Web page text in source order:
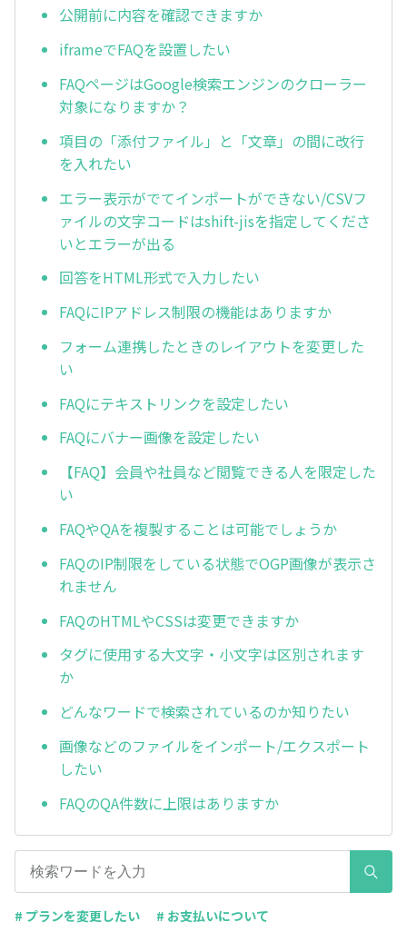
公開前に内容を確認できますか
iframeでFAQを設置したい
FAQページはGoogle検索エンジンのクローラー
対象になりますか？
項目の「添付ファイル」と「文章」の間に改行
を入れたい
エラー表示がでてインポートができない/CSVフ
ァイルの文字コードはshift-jisを指定してくださ
いとエラーが出る
回答をHTML形式で入力したい
FAQにIPアドレス制限の機能はありますか
フォーム連携したときのレイアウトを変更した
い
FAQにテキストリンクを設定したい
FAQにバナー画像を設定したい
【FAQ】会員や社員など閲覧できる人を限定した
い
FAQやQAを複製することは可能でしょうか
FAQのIP制限をしている状態でOGP画像が表示さ
れません
FAQのHTMLやCSSは変更できますか
タグに使用する大文字・小文字は区別されます
か
どんなワードで検索されているのか知りたい
画像などのファイルをインポート/エクスポート
したい
FAQのQA件数に上限はありますか
# プランを変更したい # お支払いについて